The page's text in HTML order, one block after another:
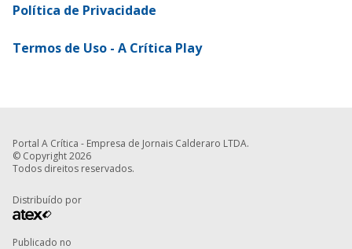
Política de Privacidade
Termos de Uso - A Crítica Play
Portal A Crítica - Empresa de Jornais Calderaro LTDA.
© Copyright 2026
Todos direitos reservados.
Distribuído por
Publicado no